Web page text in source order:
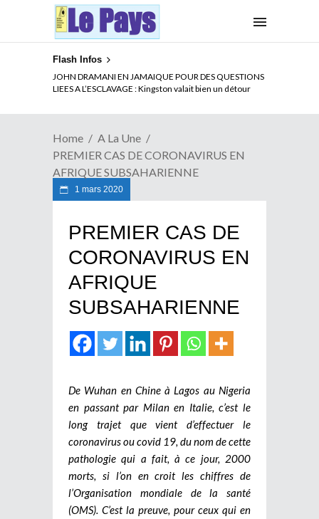
Flash Infos
JOHN DRAMANI EN JAMAIQUE POUR DES QUESTIONS
LIEES A L’ESCLAVAGE : Kingston valait bien un détour
ELECTION DE TALON A LA TETE DU SENAT BENINOIS :
Quand Patrice quitte le pouvoir sans partir !
Home
A La Une
PREMIER CAS DE CORONAVIRUS EN
AFRIQUE SUBSAHARIENNE
1 mars 2020
PREMIER CAS DE
CORONAVIRUS EN
AFRIQUE
SUBSAHARIENNE
De Wuhan en Chine à Lagos au Nigeria
en passant par Milan en Italie, c’est le
long trajet que vient d’effectuer le
coronavirus ou covid 19, du nom de cette
pathologie qui a fait, à ce jour, 2000
morts, si l’on en croit les chiffres de
l’Organisation mondiale de la santé
(OMS). C’est la preuve, pour ceux qui en